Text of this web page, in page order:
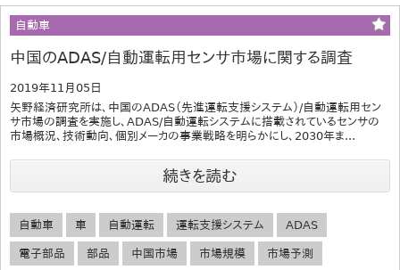
自動車
中国のADAS/自動運転用センサ市場に関する調査
2019年11月05日
矢野経済研究所は、中国のADAS（先進運転支援システム）/自動運転用セン
サ市場の調査を実施し、ADAS/自動運転システムに搭載されているセンサの
市場概況、技術動向、個別メーカの事業戦略を明らかにし、2030年ま...
続きを読む
自動車 車 自動運転 運転支援システム ADAS
電子部品 部品 中国市場 市場規模 市場予測